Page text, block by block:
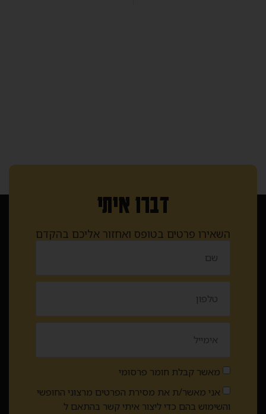
דברו איתי
השאירו פרטים בטופס ואחזור אליכם בהקדם
מאשר קבלת חומר פרסומי
אני מאשר/ת את מסירת הפרטים מרצוני החופשי
והשימוש בהם כדי ליצור איתי קשר בהתאם ל